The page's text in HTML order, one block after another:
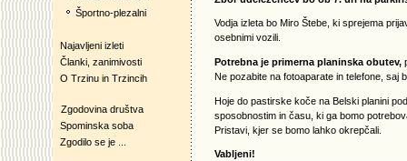
Športno-plezalni
Najavljeni izleti
Članki, zanimivosti
O Trzinu in Trzincih
Zgodovina društva
Spominska soba
Zgodilo se je ...
Vodja izleta bo Miro Štebe, ki sprejema
osebnimi vozili.
Potrebna je primerna planinska obutev,
Ne pozabite na fotoaparate in telefone, saj
Hoje do pastirske koče na Belski planini
sposobnostim in času, ki ga bomo
Pristavi, kjer se bomo lahko okrepčali.
Vabljeni!